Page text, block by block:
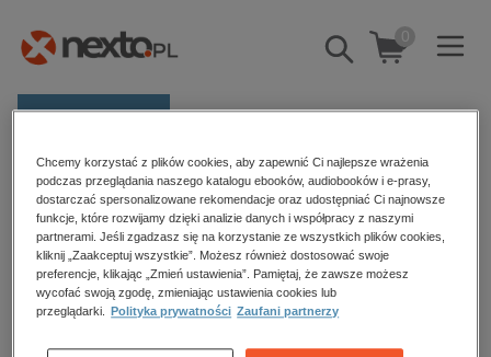
Pokaż/schowaj
wyszukiwarkę
0
E-prasa
Kategorie
Zobacz wszystkie E-prasa
budownictwo, aranżacja wnętrz
biznesowe, branżowe, gospodarka
Strona główna Stanisław Waltoś
Stanisław Waltoś
Sortowanie Filtrowanie
Chcemy korzystać z plików cookies, aby zapewnić Ci najlepsze wrażenia
podczas przeglądania naszego katalogu ebooków, audiobooków i e-prasy,
dostarczać spersonalizowane rekomendacje oraz udostępniać Ci najnowsze
funkcje, które rozwijamy dzięki analizie danych i współpracy z naszymi
partnerami. Jeśli zgadzasz się na korzystanie ze wszystkich plików cookies,
kliknij „Zaakceptuj wszystkie”. Możesz również dostosować swoje
preferencje, klikając „Zmień ustawienia”. Pamiętaj, że zawsze możesz
wycofać swoją zgodę, zmieniając ustawienia cookies lub
przeglądarki.
Polityka prywatności Zaufani partnerzy